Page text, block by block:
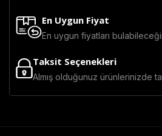
En Uygun Fiyat
En uygun fiyatları
Taksit Seçenekleri
Almış olduğunuz ürünlerinizde